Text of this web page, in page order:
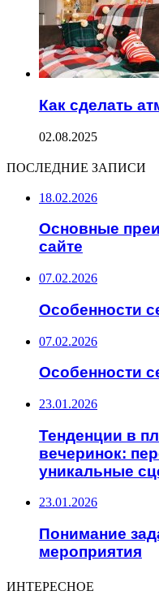
Как сделать
02.08.2025
ПОСЛЕДНИЕ ЗАПИСИ
18.02.2026
Основные
сайте
07.02.2026
Особенности
07.02.2026
Особенности
23.01.2026
Тенденции в
вечеринок:
уникальные
23.01.2026
Понимание
мероприятия
ИНТЕРЕСНОЕ